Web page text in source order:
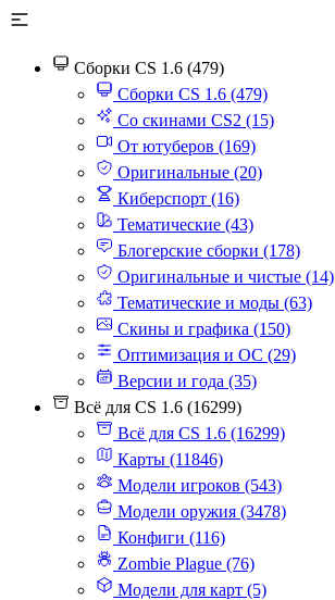
Сборки CS 1.6 (479)
Сборки CS 1.6 (479)
Со скинами CS2 (15)
От ютуберов (169)
Оригинальные (20)
Киберспорт (16)
Тематические (43)
Блогерские сборки (178)
Оригинальные и чистые (14)
Тематические и моды (63)
Скины и графика (150)
Оптимизация и ОС (29)
Версии и года (35)
Всё для CS 1.6 (16299)
Всё для CS 1.6 (16299)
Карты (11846)
Модели игроков (543)
Модели оружия (3478)
Конфиги (116)
Zombie Plague (76)
Модели для карт (5)